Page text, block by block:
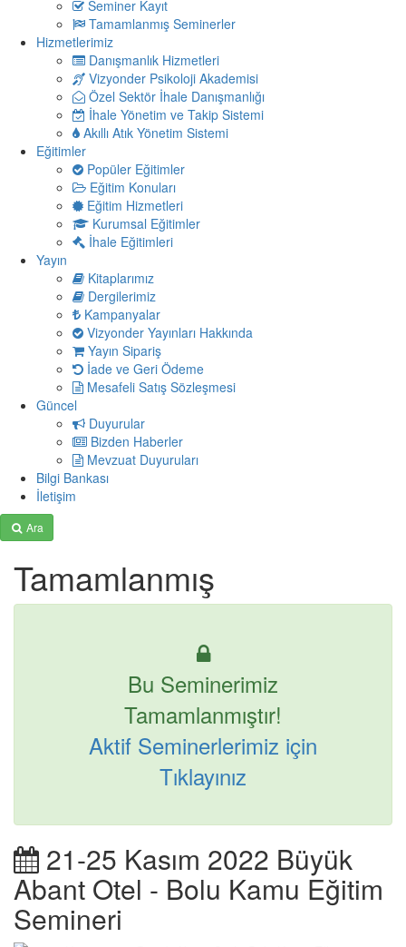
Seminer Kayıt
Tamamlanmış Seminerler
Hizmetlerimiz
Danışmanlık Hizmetleri
Vizyonder Psikoloji Akademisi
Özel Sektör İhale Danışmanlığı
İhale Yönetim ve Takip Sistemi
Akıllı Atık Yönetim Sistemi
Eğitimler
Popüler Eğitimler
Eğitim Konuları
Eğitim Hizmetleri
Kurumsal Eğitimler
İhale Eğitimleri
Yayın
Kitaplarımız
Dergilerimiz
Kampanyalar
Vizyonder Yayınları Hakkında
Yayın Sipariş
İade ve Geri Ödeme
Mesafeli Satış Sözleşmesi
Güncel
Duyurular
Bizden Haberler
Mevzuat Duyuruları
Bilgi Bankası
İletişim
Ara
Tamamlanmış
Bu Seminerimiz
Tamamlanmıştır!
Aktif Seminerlerimiz için
Tıklayınız
21-25 Kasım 2022 Büyük
Abant Otel - Bolu Kamu Eğitim
Semineri